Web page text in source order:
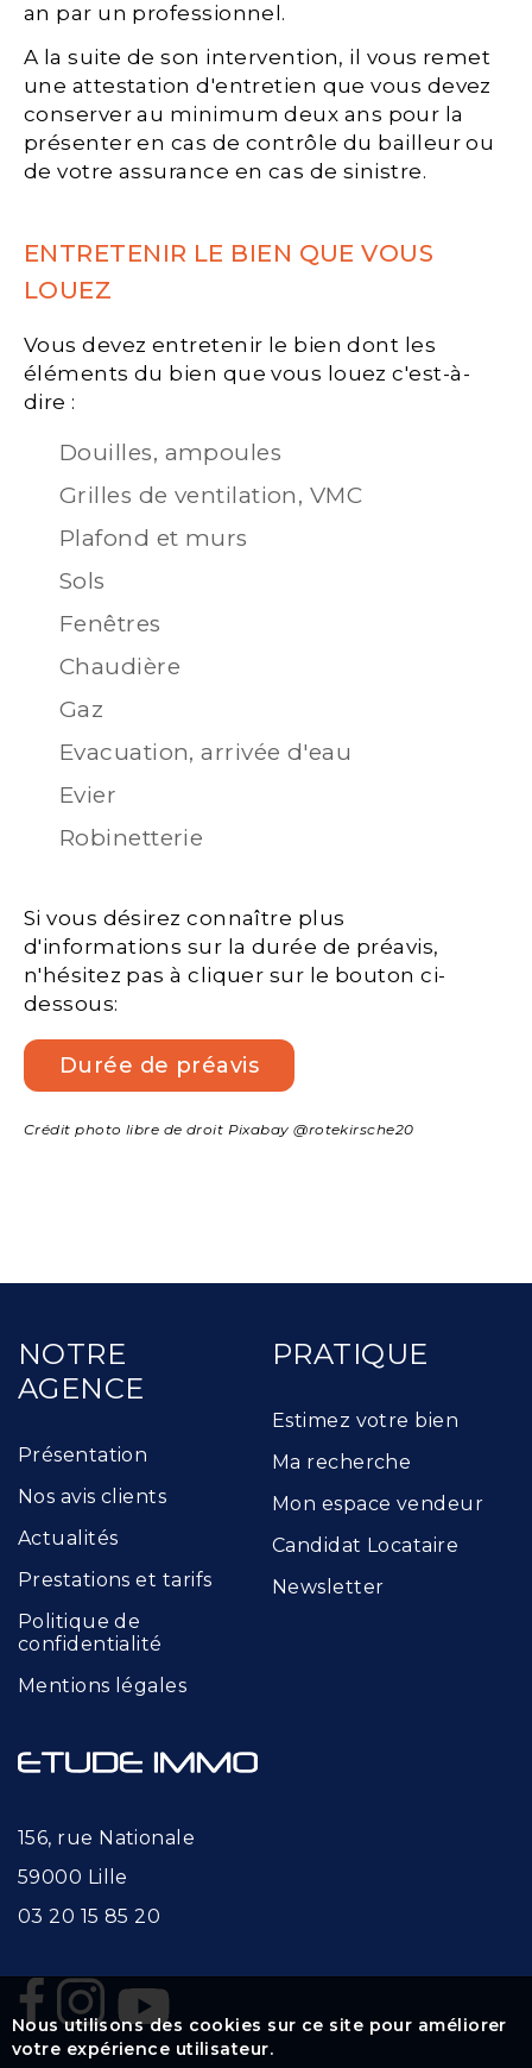
an par un professionnel.
A la suite de son intervention, il vous remet
une attestation d'entretien que vous devez
conserver au minimum deux ans pour la
présenter en cas de contrôle du bailleur ou
de votre assurance en cas de sinistre.
ENTRETENIR LE BIEN QUE VOUS
LOUEZ
Vous devez entretenir le bien dont les
éléments du bien que vous louez c'est-à-
dire :
Douilles, ampoules
Grilles de ventilation, VMC
Plafond et murs
Sols
Fenêtres
Chaudière
Gaz
Evacuation, arrivée d'eau
Evier
Robinetterie
Si vous désirez connaître plus
d'informations sur la durée de préavis,
n'hésitez pas à cliquer sur le bouton ci-
dessous:
Durée de préavis
Crédit photo libre de droit Pixabay @rotekirsche20
NOTRE
AGENCE
Présentation
Nos avis clients
Actualités
Prestations et tarifs
Politique de
confidentialité
Mentions légales
PRATIQUE
Estimez votre bien
Ma recherche
Mon espace vendeur
Candidat Locataire
Newsletter
156, rue Nationale
59000 Lille
03 20 15 85 20
Nous utilisons des cookies sur ce site pour améliorer
votre expérience utilisateur.